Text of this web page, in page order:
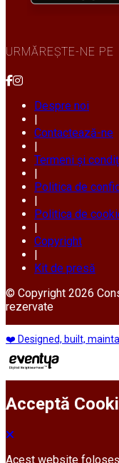
URMĂREȘTE-NE PE
Despre noi
|
Contactează-ne
|
Termeni și
|
Politica de
|
Politica de
|
Copyright
|
Kit de presă
© Copyright 2026
rezervate
❤️ Designed, built,
Acceptă
Acest website